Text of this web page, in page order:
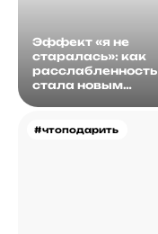
Эффект «я не
старалась»: как
расслабленность
стала новым
#чтоподарить